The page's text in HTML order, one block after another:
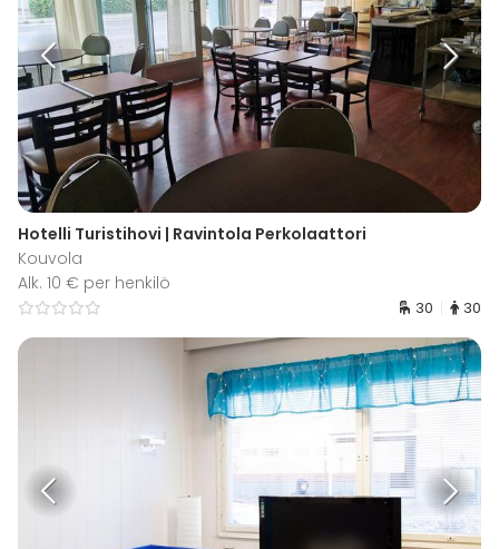
Hotelli Turistihovi | Ravintola Perkolaattori
Kouvola
Alk. 10 € per henkilö
30 30